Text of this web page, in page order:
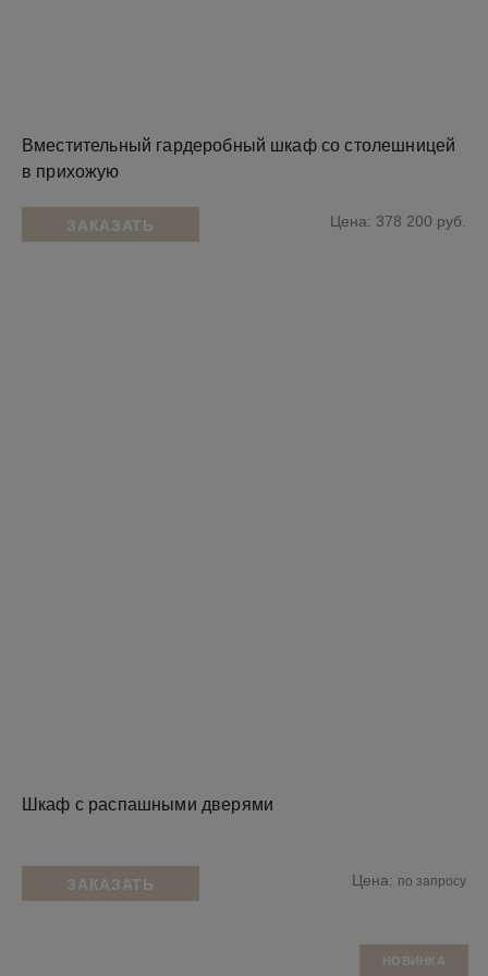
Вместительный гардеробный шкаф со столешницей
в прихожую
ЗАКАЗАТЬ Цена: 378 200 руб.
Шкаф с распашными дверями
ЗАКАЗАТЬ Цена: по запросу
НОВИНКА